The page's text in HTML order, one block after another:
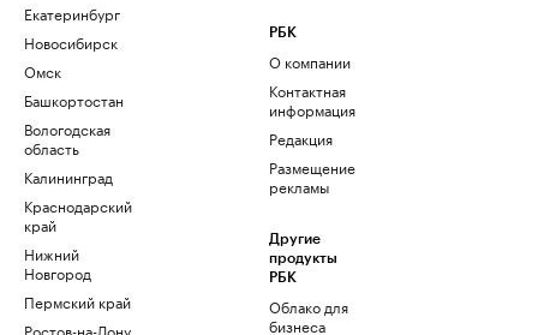
Екатеринбург
Новосибирск
Омск
Башкортостан
Вологодская
область
Калининград
Краснодарский
край
Нижний
Новгород
Пермский край
Ростов-на-Дону
РБК
О компании
Контактная
информация
Редакция
Размещение
рекламы
Другие
продукты
РБК
Облако для
бизнеса